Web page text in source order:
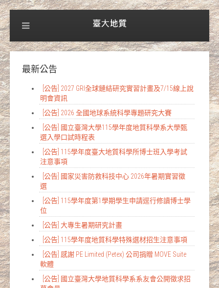
最新公告
[公告] 2027 GRI全球鏈結研究實習計畫及7/15線上說
明會資訊
[公告] 2026 全國地球系統科學專題研究大賽
[公告] 國立臺灣大學115學年度地質科學系大學甄
選入學口試時程表
[公告] 115學年度臺大地質科學所博士班入學考試
注意事項
[公告] 國家災害防救科技中心 2026年暑期實習徵
選
[公告] 115學年度第1學期學生申請逕行修讀博士學
位
[公告] 大專生暑期研究計畫
[公告] 115學年度地質科學特殊選材招生注意事項
[公告] 感謝 PE Limited (Petex) 公司捐贈 MOVE Suite
軟體
[公告] 國立臺灣大學地質科學系系友會公開徵求招